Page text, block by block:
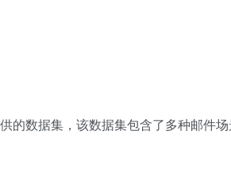
的数据集，该数据集包含了多种邮件场